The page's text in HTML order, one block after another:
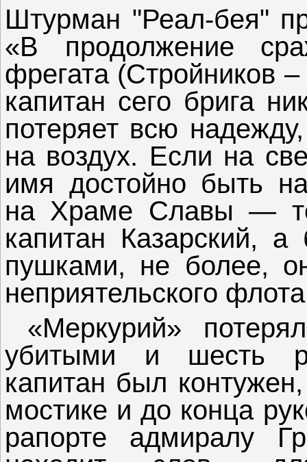
Штурман "Реал-бея"
«В продолжение
фрегата (Стройников
капитан сего брига
потеряет всю
на воздух. Если на
имя достойно быть
на Храме Славы —
капитан Казарский,
пушками, не более,
неприятельского
«Меркурий»
убитыми и шесть
капитан был
мостике и до конца
рапорте адмиралу